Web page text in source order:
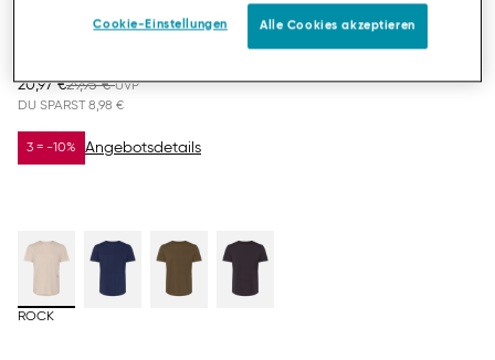
HERREN-T-SHIRT
20,97 €29,95 €
DU SPARST8,98 €
3 = -10% Angebotsdetails
ROCK
Cookie-Einstellungen Alle Cookies akzeptieren